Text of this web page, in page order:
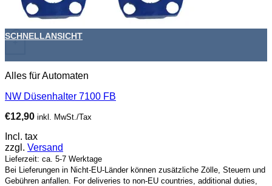
+
SCHNELLANSICHT
Alles für Automaten
NW Düsenhalter 7100 FB
€12,90 inkl. MwSt./Tax
Incl. tax
zzgl. Versand
Lieferzeit: ca. 5-7 Werktage
Bei Lieferungen in Nicht-EU-Länder können zusätzliche Zölle, Steuern und
Gebühren anfallen. For deliveries to non-EU countries, additional duties,